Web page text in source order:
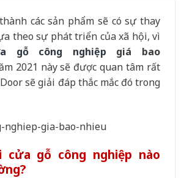
các sản phẩm sẽ có sự thay
theo sự phát triển của xã hội, vì
gỗ công nghiệp giá bao
2021 này sẽ được quan tâm rất
sẽ giải đáp thắc mắc đó trong
cửa gỗ công nghiệp nào